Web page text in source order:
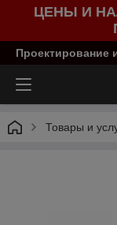
ЦЕНЫ И
Проектирование
Товары и